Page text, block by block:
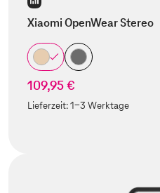
Xiaomi OpenWear Stereo
109,95 €
Lieferzeit:1-3 Werktage